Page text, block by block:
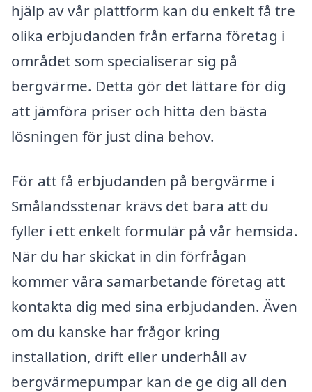
hjälp av vår plattform kan du enkelt få tre
olika erbjudanden från erfarna företag i
området som specialiserar sig på
bergvärme. Detta gör det lättare för dig
att jämföra priser och hitta den bästa
lösningen för just dina behov.
För att få erbjudanden på bergvärme i
Smålandsstenar krävs det bara att du
fyller i ett enkelt formulär på vår hemsida.
När du har skickat in din förfrågan
kommer våra samarbetande företag att
kontakta dig med sina erbjudanden. Även
om du kanske har frågor kring
installation, drift eller underhåll av
bergvärmepumpar kan de ge dig all den